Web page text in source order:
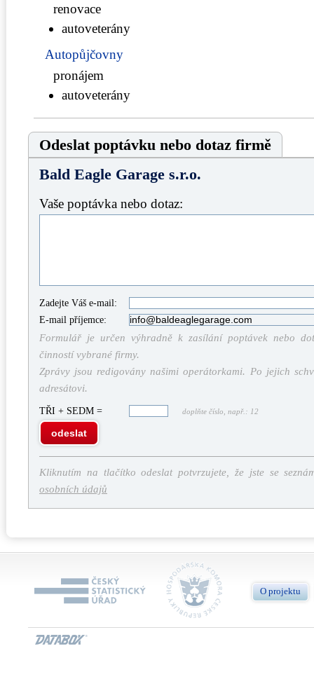
renovace
autoveterány
Autopůjčovny
pronájem
autoveterány
Odeslat poptávku nebo dotaz firmě
Bald Eagle Garage s.r.o.
Vaše poptávka nebo dotaz:
Zadejte Váš e-mail:
E-mail příjemce:
Formulář je určen výhradně k zasílání poptávek nebo
činností vybrané firmy.
Zprávy jsou redigovány našimi operátorkami. Po jejich
adresátovi.
TŘI + SEDM = doplňte číslo, např.: 12
odeslat
Kliknutím na tlačítko odeslat potvrzujete, že jste se
osobních údajů
O projektu